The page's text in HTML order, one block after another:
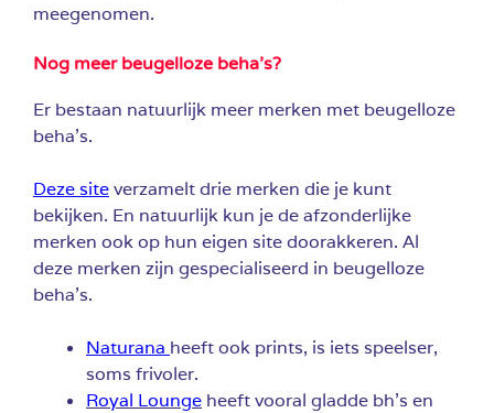
meegenomen.
Nog meer beugelloze beha’s?
Er bestaan natuurlijk meer merken met beugelloze
beha’s.
Deze siteverzamelt drie merken die je kunt
bekijken. En natuurlijk kun je de afzonderlijke
merken ook op hun eigen site doorakkeren. Al
deze merken zijn gespecialiseerd in beugelloze
beha’s.
Naturana heeft ook prints, is iets speelser,
soms frivoler.
Royal Lounge heeft vooral gladde bh’s en